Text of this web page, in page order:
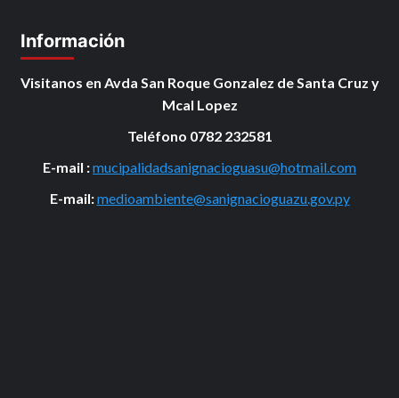
Información
Visitanos en Avda San Roque Gonzalez de Santa Cruz y
Mcal Lopez
Teléfono 0782 232581
E-mail :mucipalidadsanignacioguasu@hotmail.com
E-mail:medioambiente@sanignacioguazu.gov.py